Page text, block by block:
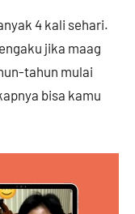
4 kali sehari.
jika maag
tahun mulai
bisa kamu